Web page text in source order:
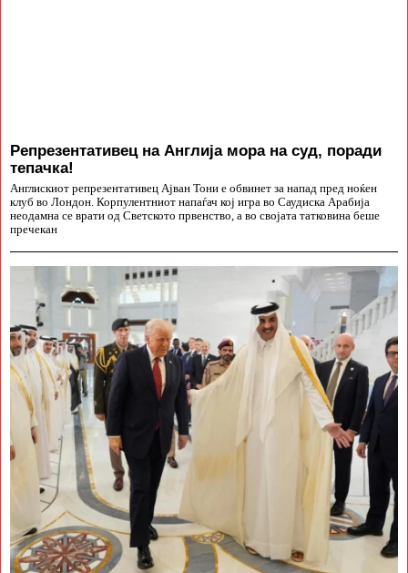
Репрезентативец на Англија мора на суд, поради
тепачка!
Англискиот репрезентативец Ајван Тони е обвинет за напад пред ноќен
клуб во Лондон. Корпулентниот напаѓач кој игра во Саудиска Арабија
неодамна се врати од Светското првенство, а во својата татковина беше
пречекан